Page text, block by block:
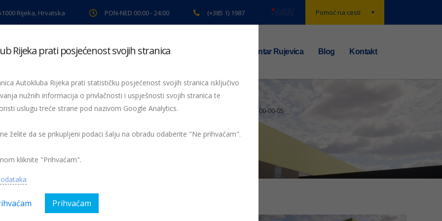
Pomoć na cesti
Rijeka, Hrvatska PON-NED 00:00 - 24:00 (+385 1) 1987
pregled Pomoć na cesti Servis Preventiva TS centar Rujevica Blog Kontakt
Potpisan ugovor o početku gradnje centra za vozače na Rujevici Enscape_2021-12-02-00-00-05
00-05
Rijeka prati posjećenost svojih stranica
Autokluba Rijeka prati statističku posjećenost svojih stranica isključivo
nužnih informacija o privlačnosti i uspješnosti svojih stranica te
uslugu treće strane pod nazivom Google Analytics.
želite da se prikupljeni podaci šalju na obradu odaberite "Ne prihvaćam".
kliknite "Prihvaćam".
Prihvaćam